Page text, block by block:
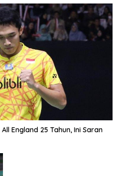
England 25 Tahun, Ini Saran